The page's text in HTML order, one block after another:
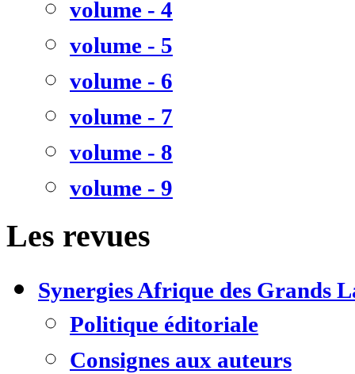
volume - 4
volume - 5
volume - 6
volume - 7
volume - 8
volume - 9
Les revues
Synergies Afrique des Grands
Politique éditoriale
Consignes aux auteurs